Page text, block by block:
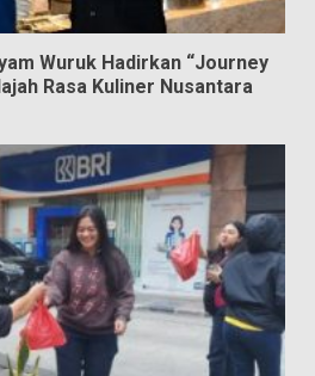
Wuruk Hadirkan “Journey
Rasa Kuliner Nusantara